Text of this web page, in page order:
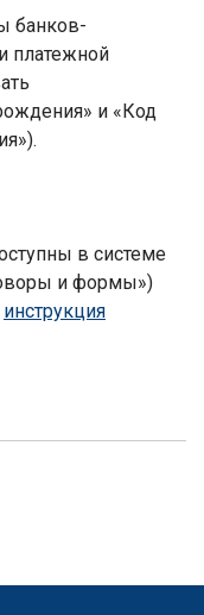
банков-
платежной
и «Код
в системе
и формы»)
инструкция